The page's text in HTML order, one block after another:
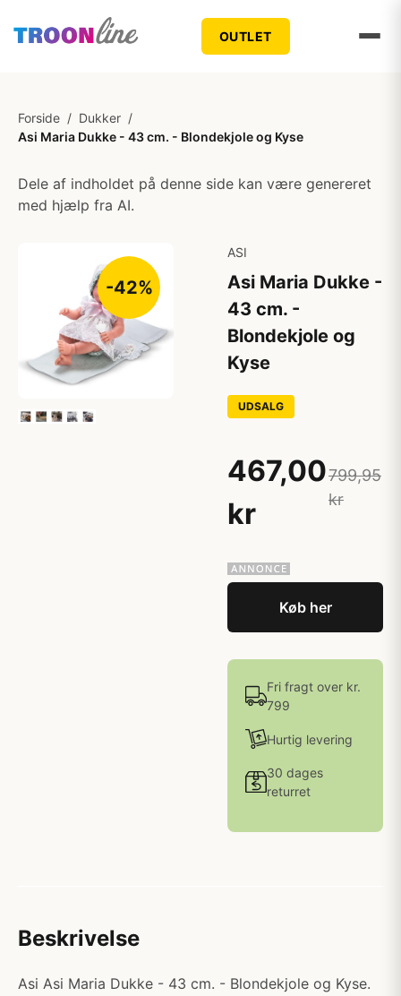
OUTLET
Forside / Dukker /
Asi Maria Dukke - 43 cm. - Blondekjole og Kyse
Dele af indholdet på denne side kan være genereret
med hjælp fra AI.
-42%
ASI
Asi Maria Dukke -
43 cm. -
Blondekjole og
Kyse
UDSALG
467,00
kr
799,95
kr
Køb her
Fri fragt over kr.
799
Hurtig levering
30 dages
returret
Beskrivelse
Asi Asi Maria Dukke - 43 cm. - Blondekjole og Kyse.